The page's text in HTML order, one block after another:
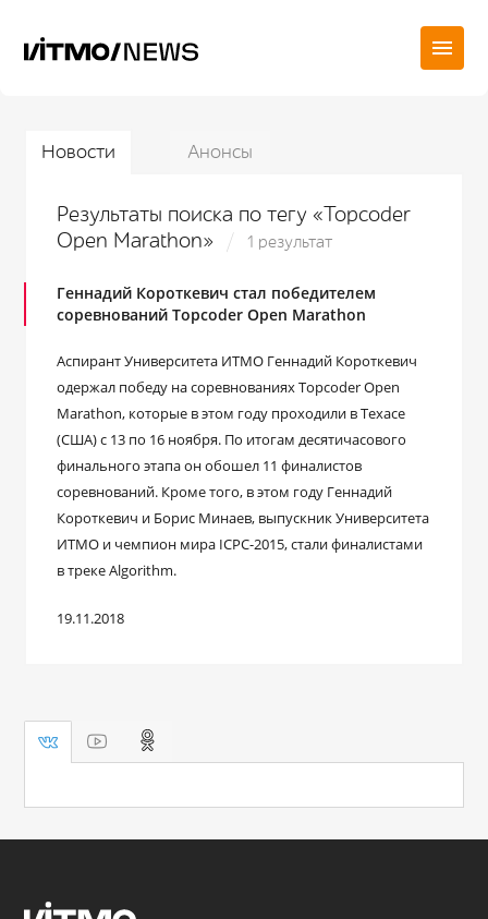
Новости Анонсы
Результаты поиска по тегу «Topcoder
Open Marathon»
1 результат
Геннадий Короткевич стал победителем
соревнований Topcoder Open Marathon
Аспирант Университета ИТМО Геннадий Короткевич
одержал победу на соревнованиях Topcoder Open
Marathon, которые в этом году проходили в Техасе
(США) с 13 по 16 ноября. По итогам десятичасового
финального этапа он обошел 11 финалистов
соревнований. Кроме того, в этом году Геннадий
Короткевич и Борис Минаев, выпускник Университета
ИТМО и чемпион мира ICPC-2015, стали финалистами
в треке Algorithm.
19.11.2018